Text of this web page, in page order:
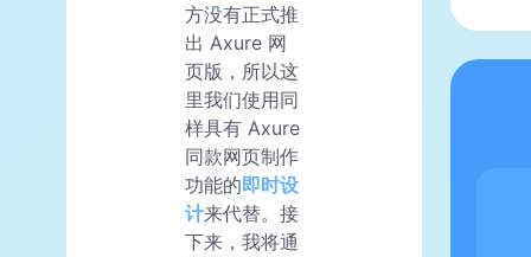
方没有正式推
出 Axure 网
页版，所以这
里我们使用同
样具有 Axure
同款网页制作
功能的即时设
计来代替。接
下来，我将通